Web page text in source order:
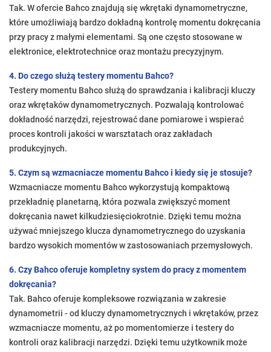
Tak. W ofercie Bahco znajdują się wkrętaki dynamometryczne,
które umożliwiają bardzo dokładną kontrolę momentu dokręcania
przy pracy z małymi elementami. Są one często stosowane w
elektronice, elektrotechnice oraz montażu precyzyjnym.
4. Do czego służą testery momentu Bahco?
Testery momentu Bahco służą do sprawdzania i kalibracji kluczy
oraz wkrętaków dynamometrycznych. Pozwalają kontrolować
dokładność narzędzi, rejestrować dane pomiarowe i wspierać
proces kontroli jakości w warsztatach oraz zakładach
produkcyjnych.
5. Czym są wzmacniacze momentu Bahco i kiedy się je stosuje?
Wzmacniacze momentu Bahco wykorzystują kompaktową
przekładnię planetarną, która pozwala zwiększyć moment
dokręcania nawet kilkudziesięciokrotnie. Dzięki temu można
używać mniejszego klucza dynamometrycznego do uzyskania
bardzo wysokich momentów w zastosowaniach przemysłowych.
6. Czy Bahco oferuje kompletny system do pracy z momentem
dokręcania?
Tak. Bahco oferuje kompleksowe rozwiązania w zakresie
dynamometrii - od kluczy dynamometrycznych i wkrętaków, przez
wzmacniacze momentu, aż po momentomierze i testery do
kontroli oraz kalibracji narzędzi. Dzięki temu użytkownik może